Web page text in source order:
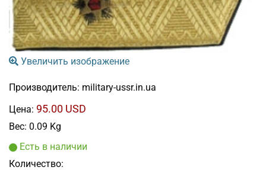
Увеличить изображение
Производитель: military-ussr.in.ua
Цена: 95.00 USD
Вес: 0.09 Kg
Есть в наличии
Количество: